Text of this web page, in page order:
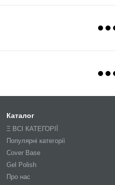
Каталог
Ξ ВСІ КАТЕГОРІЇ
Популярні категорії
Cover Base
Gel Polish
Про нас